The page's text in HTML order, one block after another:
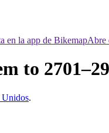
en la app de BikemapAbre
to
Unidos.